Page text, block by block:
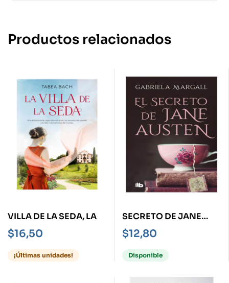
Productos relacionados
VILLA DE LA SEDA, LA
$16,50
¡Últimas unidades!
SECRETO DE JANE
AUSTEN, EL
$12,80
Disponible